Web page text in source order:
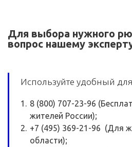
Для выбора нужного
вопрос нашему
Используйте удобный
8 (800) 707-23-96
жителей России);
+7 (495) 369-21-96 (Для
области);